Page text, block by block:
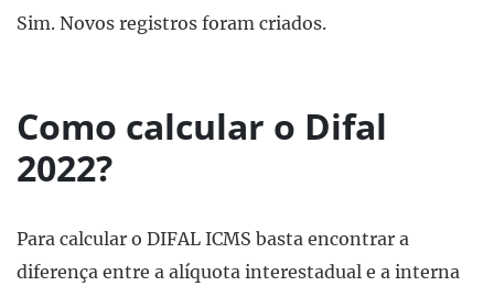
Sim. Novos registros foram criados.
Como calcular o Difal
2022?
Para calcular o DIFAL ICMS basta encontrar a
diferença entre a alíquota interestadual e a interna